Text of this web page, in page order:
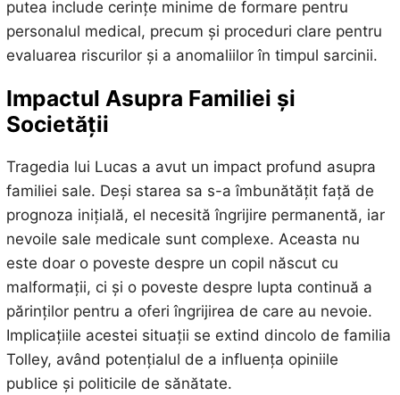
putea include cerințe minime de formare pentru
personalul medical, precum și proceduri clare pentru
evaluarea riscurilor și a anomaliilor în timpul sarcinii.
Impactul Asupra Familiei și
Societății
Tragedia lui Lucas a avut un impact profund asupra
familiei sale. Deși starea sa s-a îmbunătățit față de
prognoza inițială, el necesită îngrijire permanentă, iar
nevoile sale medicale sunt complexe. Aceasta nu
este doar o poveste despre un copil născut cu
malformații, ci și o poveste despre lupta continuă a
părinților pentru a oferi îngrijirea de care au nevoie.
Implicațiile acestei situații se extind dincolo de familia
Tolley, având potențialul de a influența opiniile
publice și politicile de sănătate.